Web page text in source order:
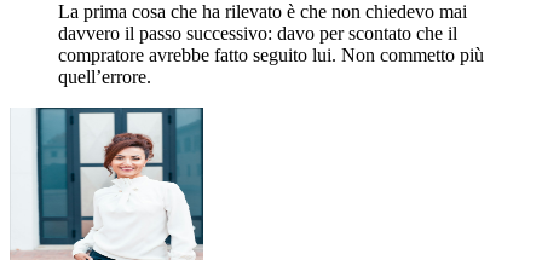
La prima cosa che ha rilevato è che non chiedevo mai
davvero il passo successivo: davo per scontato che il
compratore avrebbe fatto seguito lui. Non commetto più
quell’errore.